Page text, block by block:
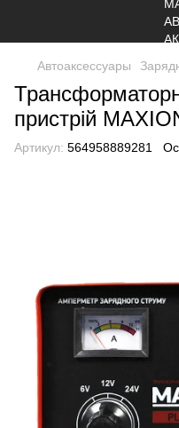
Автоаксессуары
пристрій
Артикул: 564958889281